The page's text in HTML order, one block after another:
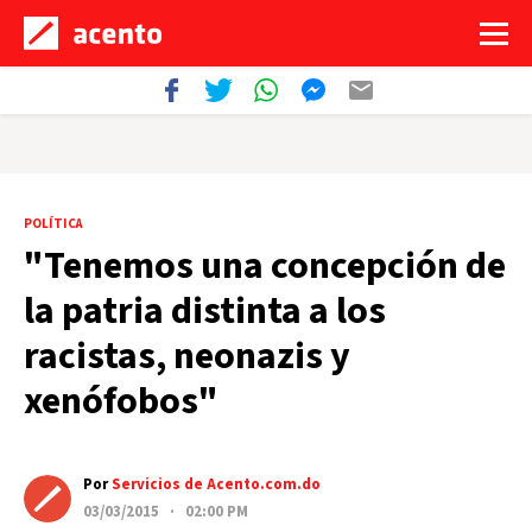
POLÍTICA
"Tenemos una concepción de
la patria distinta a los
racistas, neonazis y
xenófobos"
PorServicios de Acento.com.do
03/03/2015 · 02:00 PM